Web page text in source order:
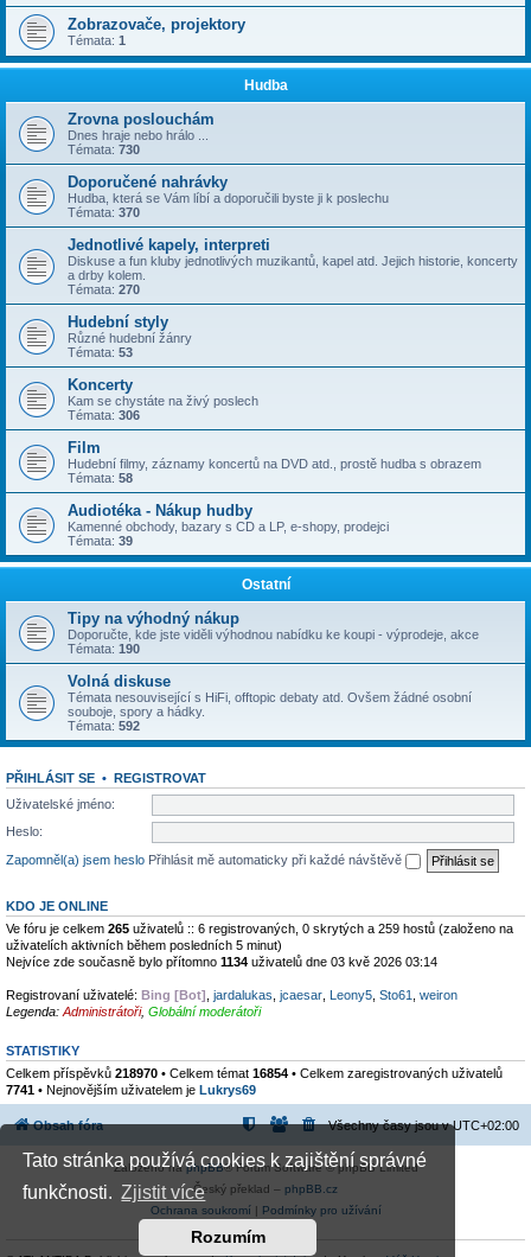
Tato stránka používá cookies k zajištění správné
funkčnosti. Zjistit více
Rozumím
Zobrazovače, projektory
Témata: 1
Hudba
Zrovna poslouchám
Dnes hraje nebo hrálo ...
Témata: 730
Doporučené nahrávky
Hudba, která se Vám líbí a doporučili byste ji k poslechu
Témata: 370
Jednotlivé kapely, interpreti
Diskuse a fun kluby jednotlivých muzikantů, kapel atd. Jejich historie, koncerty
a drby kolem.
Témata: 270
Hudební styly
Různé hudební žánry
Témata: 53
Koncerty
Kam se chystáte na živý poslech
Témata: 306
Film
Hudební filmy, záznamy koncertů na DVD atd., prostě hudba s obrazem
Témata: 58
Audiotéka - Nákup hudby
Kamenné obchody, bazary s CD a LP, e-shopy, prodejci
Témata: 39
Ostatní
Tipy na výhodný nákup
Doporučte, kde jste viděli výhodnou nabídku ke koupi - výprodeje, akce
Témata: 190
Volná diskuse
Témata nesouvisející s HiFi, offtopic debaty atd. Ovšem žádné osobní
souboje, spory a hádky.
Témata: 592
PŘIHLÁSIT SE • REGISTROVAT
Uživatelské jméno:
Heslo:
Zapomněl(a) jsem heslo Přihlásit mě automaticky při každé návštěvě
KDO JE ONLINE
Ve fóru je celkem 265 uživatelů :: 6 registrovaných, 0 skrytých a 259 hostů (založeno na
uživatelích aktivních během posledních 5 minut)
Nejvíce zde současně bylo přítomno 1134 uživatelů dne 03 kvě 2026 03:14
Registrovaní uživatelé: Bing [Bot] jardalukas jcaesar Leony5 Sto61
weiron
Legenda: Administrátoři, Globální moderátoři
STATISTIKY
Celkem příspěvků 218970 • Celkem témat 16854 • Celkem zaregistrovaných uživatelů
7741 • Nejnovějším uživatelem je Lukrys69
Obsah fóra Všechny časy jsou vUTC+02:00
Založeno naphpBB® Forum Software © phpBB Limited
Český překlad – phpBB.cz
Ochrana soukromí| Podmínky pro užívání